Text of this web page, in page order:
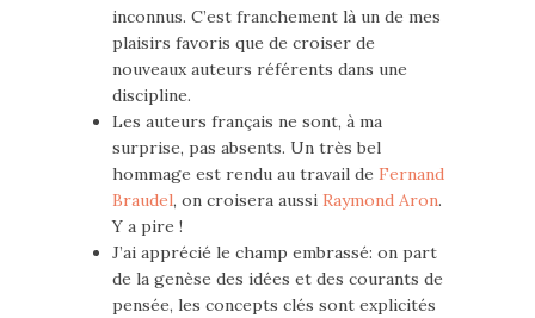
inconnus. C’est franchement là un de mes
plaisirs favoris que de croiser de
nouveaux auteurs référents dans une
discipline.
Les auteurs français ne sont, à ma
surprise, pas absents. Un très bel
hommage est rendu au travail de Fernand
Braudel, on croisera aussi Raymond Aron.
Y a pire !
J’ai apprécié le champ embrassé: on part
de la genèse des idées et des courants de
pensée, les concepts clés sont explicités